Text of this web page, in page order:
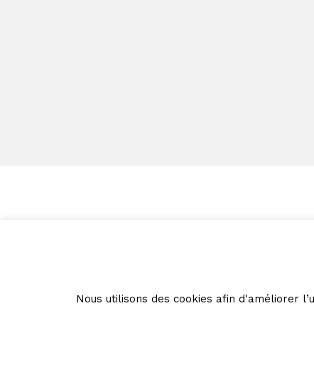
Nous utilisons des cookies afin d'améliorer